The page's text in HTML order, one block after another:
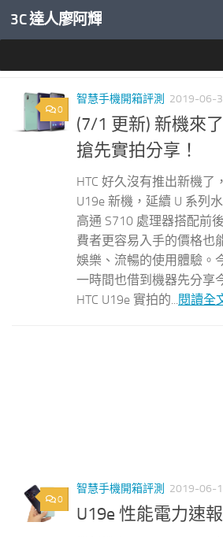
內文下方
3C 達人廖阿輝
0
智慧手機開箱評測 2019-06-
(7/1 更新) 新機來
搶先實拍分享！
HTC 好久沒有推出新機了
U19e 新機，延續 U 系列
高通 S710 處理器搭配前
費者更容易入手的價格也
娛樂、流暢的使用體驗。
一時間也借到機器先分享
HTC U19e 實拍的...閱讀全
0
智慧手機開箱評測 2019-06-
U19e 性能電力速報